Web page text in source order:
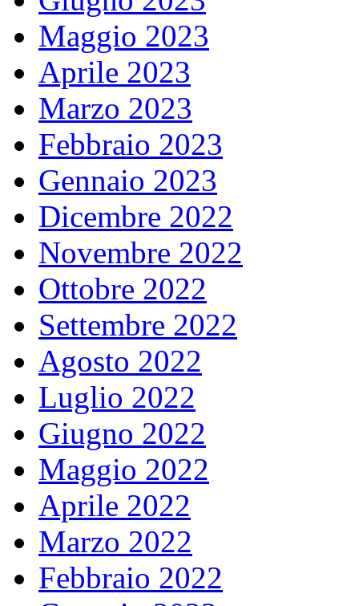
Maggio 2023
Aprile 2023
Marzo 2023
Febbraio 2023
Gennaio 2023
Dicembre 2022
Novembre 2022
Ottobre 2022
Settembre 2022
Agosto 2022
Luglio 2022
Giugno 2022
Maggio 2022
Aprile 2022
Marzo 2022
Febbraio 2022